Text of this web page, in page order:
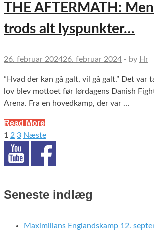
THE AFTERMATH:
trods alt lyspunkter…
26. februar 202426. februar 2024 - by Hr
”Hvad der kan gå galt, vil gå galt.” Det var
lov blev mottoet før lørdagens Danish
Arena. Fra en hovedkamp, der var …
Read More
Indlægsinddeling
1 2 3 Næste
Seneste indlæg
Maximilians Englandskamp 12.